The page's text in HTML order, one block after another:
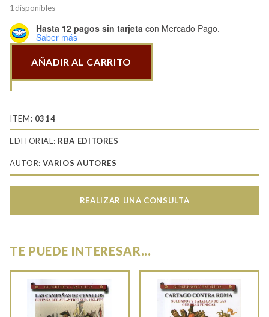
1 disponibles
Hasta 12 pagos sin tarjeta con Mercado Pago.
Saber más
de
guerra
de
II
cantidad
AÑADIR AL CARRITO
ITEM: 0314
EDITORIAL: RBA EDITORES
AUTOR:VARIOS AUTORES
REALIZAR UNA CONSULTA
TE PUEDE INTERESAR...